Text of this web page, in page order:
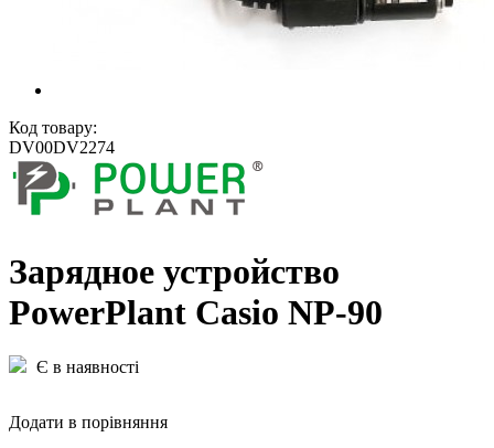
Код товару:
DV00DV2274
Зарядное устройство
PowerPlant Casio NP-90
Є в наявності
Додати в порівняння